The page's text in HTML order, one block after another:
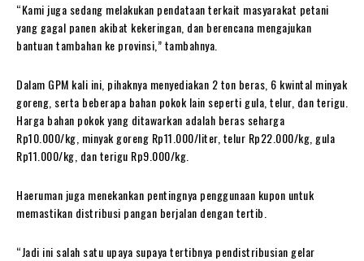
“Kami juga sedang melakukan pendataan terkait masyarakat petani
yang gagal panen akibat kekeringan, dan berencana mengajukan
bantuan tambahan ke provinsi,” tambahnya.
Dalam GPM kali ini, pihaknya menyediakan 2 ton beras, 6 kwintal minyak
goreng, serta beberapa bahan pokok lain seperti gula, telur, dan terigu.
Harga bahan pokok yang ditawarkan adalah beras seharga
Rp10.000/kg, minyak goreng Rp11.000/liter, telur Rp22.000/kg, gula
Rp11.000/kg, dan terigu Rp9.000/kg.
Haeruman juga menekankan pentingnya penggunaan kupon untuk
memastikan distribusi pangan berjalan dengan tertib.
“Jadi ini salah satu upaya supaya tertibnya pendistribusian gelar